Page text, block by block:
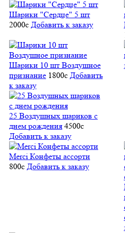
Шарики "Сердце" 5 шт
2000c Добавить к заказу
Шарики 10 шт Воздушное
признание 1800c Добавить
к заказу
25 Воздушных шариков с
днем рождения 4500c
Добавить к заказу
Merci Конфеты ассорти
800c Добавить к заказу